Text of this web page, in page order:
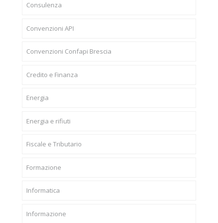
Consulenza
Convenzioni API
Convenzioni Confapi Brescia
Credito e Finanza
Energia
Energia e rifiuti
Fiscale e Tributario
Formazione
Informatica
Informazione